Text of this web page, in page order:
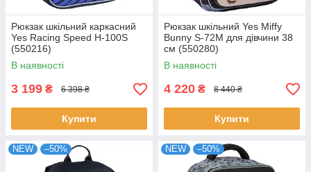
Рюкзак шкільний каркасний
Yes Racing Speed H-100S
(550216)
В наявності
3 199 ₴ 6 398 ₴
Купити
Рюкзак шкільний Yes Miffy
Bunny S-72M для дівчини 38
см (550280)
В наявності
4 220 ₴ 8 440 ₴
Купити
NEW –50% NEW –50%